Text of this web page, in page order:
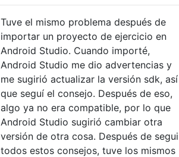
Tuve el mismo problema después de
importar un proyecto de ejercicio en
Android Studio. Cuando importé,
Android Studio me dio advertencias y
me sugirió actualizar la versión sdk, así
que seguí el consejo. Después de eso,
algo ya no era compatible, por lo que
Android Studio sugirió cambiar otra
versión de otra cosa. Después de
todos estos consejos, tuve los mismos